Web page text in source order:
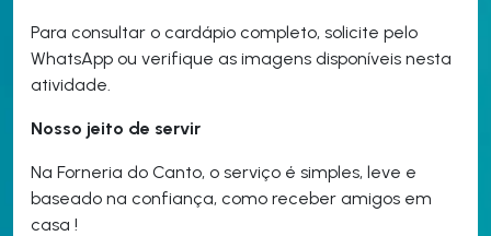
Para consultar o cardápio completo, solicite pelo
WhatsApp ou verifique as imagens disponíveis nesta
atividade.
Nosso jeito de servir
Na Forneria do Canto, o serviço é simples, leve e
baseado na confiança, como receber amigos em
casa !